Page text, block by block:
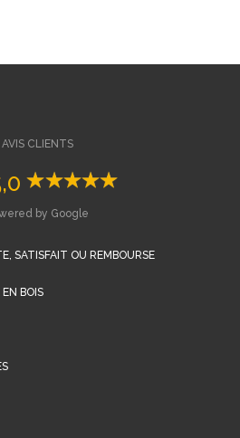
AVIS CLIENTS
by Google
SATISFAIT OU REMBOURSE
BOIS